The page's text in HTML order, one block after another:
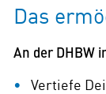
Das
An der DHBW
Vertiefe